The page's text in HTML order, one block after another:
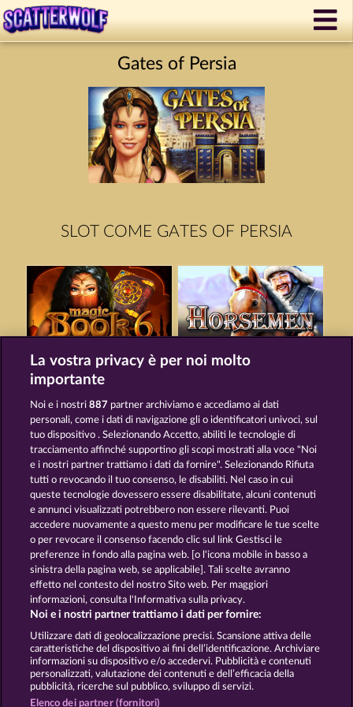
Gates of Persia
SLOT COME GATES OF PERSIA
MAGIC BOOK 6 HORSEMEN
PALACE OF TREASURES 40 THIEVES
Termini e condizioni
Informativa sulla privacy Note legali
Società FAQ Facebook
Invia richiesta di recesso
La vostra privacy è per noi molto
importante
Noi e i nostri887 partner archiviamo e accediamo ai dati
personali, come i dati di navigazione gli o identificatori univoci, sul
tuo dispositivo . Selezionando Accetto, abiliti le tecnologie di
tracciamento affinché supportino gli scopi mostrati alla voce "Noi
e i nostri partner trattiamo i dati da fornire". Selezionando Rifiuta
tutti o revocando il tuo consenso, le disabiliti. Nel caso in cui
queste tecnologie dovessero essere disabilitate, alcuni contenuti
e annunci visualizzati potrebbero non essere rilevanti. Puoi
accedere nuovamente a questo menu per modificare le tue scelte
o per revocare il consenso facendo clic sul link Gestisci le
preferenze in fondo alla pagina web. [o l'icona mobile in basso a
sinistra della pagina web, se applicabile]. Tali scelte avranno
effetto nel contesto del nostro Sito web. Per maggiori
informazioni, consulta l'Informativa sulla privacy.
Noi e i nostri partner trattiamo i dati per fornire:
Utilizzare dati di geolocalizzazione precisi. Scansione attiva delle
caratteristiche del dispositivo ai fini dell’identificazione. Archiviare
informazioni su dispositivo e/o accedervi. Pubblicità e contenuti
personalizzati, valutazione dei contenuti e dell’efficacia della
pubblicità, ricerche sul pubblico, sviluppo di servizi.
Elenco dei partner (fornitori)